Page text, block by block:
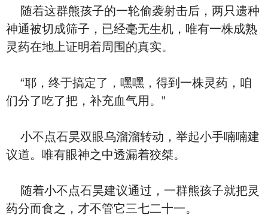
随着这群熊孩子的一轮偷袭射击后，两只遗种
神通被切成筛子，已经毫无生机，唯有一株成熟
灵药在地上证明着周围的真实。
“耶，终于搞定了，嘿嘿，得到一株灵药，咱
们分了吃了把，补充血气用。”
小不点石昊双眼乌溜溜转动，举起小手喃喃建
议道。唯有眼神之中透漏着狡桀。
随着小不点石昊建议通过，一群熊孩子就把灵
药分而食之，才不管它三七二十一。